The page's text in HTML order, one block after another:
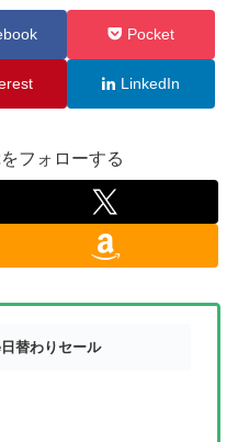
Pocket
LinkedIn
フォローする
替わりセール